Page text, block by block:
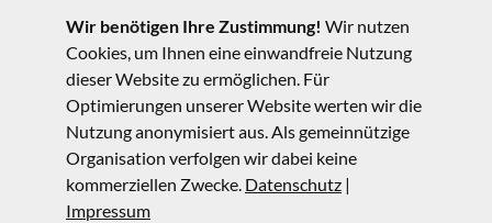
Materialien zur Unterrichtseinheit
Wenn Sie das Unterrichtsmodul eingesetzt haben, geben Sie
bitte unten einen Kommentar ab! Lob, Kritik und
Verbesserungsvorschläge sind sehr willkommen.
Wir benötigen Ihre Zustimmung! Wir nutzen
Cookies, um Ihnen eine einwandfreie Nutzung
dieser Website zu ermöglichen. Für
Optimierungen unserer Website werten wir die
Nutzung anonymisiert aus. Als gemeinnützige
Organisation verfolgen wir dabei keine
kommerziellen Zwecke. Datenschutz |
Impressum